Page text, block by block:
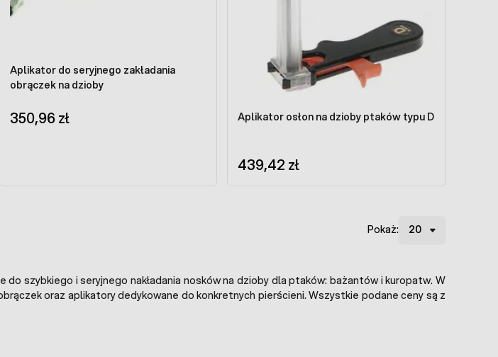
Aplikator do seryjnego zakładania
obrączek na dzioby
350,96 zł Aplikator osłon na dzioby ptaków typu D
439,42 zł
Pokaż:
szybkiego i seryjnego nakładania nosków na dzioby dla ptaków: bażantów i kuropatw. W
oraz aplikatory dedykowane do konkretnych pierścieni. Wszystkie podane ceny są z